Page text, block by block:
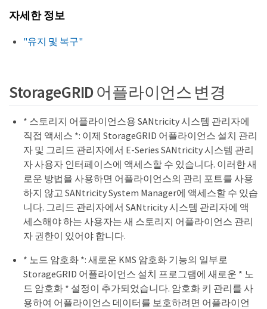
자세한 정보
"유지 및 복구"
StorageGRID 어플라이언스 변경
* 스토리지 어플라이언스용 SANtricity 시스템 관리자에
직접 액세스 *: 이제 StorageGRID 어플라이언스 설치 관리
자 및 그리드 관리자에서 E-Series SANtricity 시스템 관리
자 사용자 인터페이스에 액세스할 수 있습니다. 이러한 새
로운 방법을 사용하면 어플라이언스의 관리 포트를 사용
하지 않고 SANtricity System Manager에 액세스할 수 있습
니다. 그리드 관리자에서 SANtricity 시스템 관리자에 액
세스해야 하는 사용자는 새 스토리지 어플라이언스 관리
자 권한이 있어야 합니다.
* 노드 암호화 *: 새로운 KMS 암호화 기능의 일부로
StorageGRID 어플라이언스 설치 프로그램에 새로운 * 노
드 암호화 * 설정이 추가되었습니다. 암호화 키 관리를 사
용하여 어플라이언스 데이터를 보호하려면 어플라이언